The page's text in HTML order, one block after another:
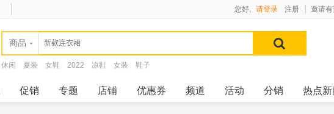
您好, 请登录 注册 邀请有
商品
休闲 夏装 女鞋 2022 凉鞋 女装 鞋子
促销 专题 店铺 优惠券 频道 活动 分销 热点新